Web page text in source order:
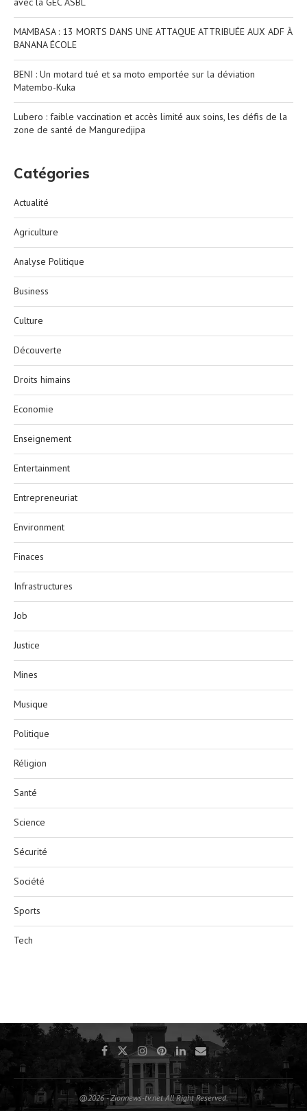
MAMBASA : 13 MORTS DANS UNE ATTAQUE ATTRIBUÉE AUX ADF À
BANANA ÉCOLE
BENI : Un motard tué et sa moto emportée sur la déviation
Matembo-Kuka
Lubero : faible vaccination et accès limité aux soins, les défis de la
zone de santé de Manguredjipa
Catégories
Actualité
Agriculture
Analyse Politique
Business
Culture
Découverte
Droits himains
Economie
Enseignement
Entertainment
Entrepreneuriat
Environment
Finaces
Infrastructures
Job
Justice
Mines
Musique
Politique
Réligion
Santé
Science
Sécurité
Société
Sports
Tech
@2026 - Zionnews-tv.net All Right Reserved.